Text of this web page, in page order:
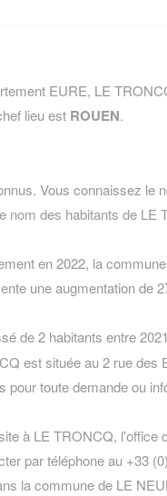
EURE, LE
lieu est ROUEN.
Vous connaissez le
nom des habitants de LE
en 2022, la
une augmentation de
de 2 habitants entre
est située au 2 rue
pour toute demande ou
à LE TRONCQ, l'office
par téléphone au +33
la commune de LE